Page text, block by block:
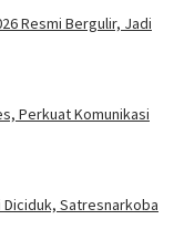
Resmi Bergulir, Jadi
Perkuat Komunikasi
Satresnarkoba